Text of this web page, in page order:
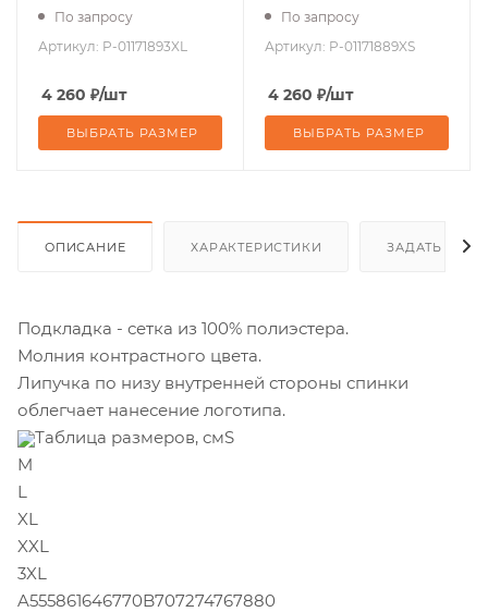
По запросу
Артикул: P-01171893XL
4 260 ₽/шт
ВЫБРАТЬ РАЗМЕР
По запросу
Артикул: P-01171889XS
4 260 ₽/шт
ВЫБРАТЬ РАЗМЕР
ОПИСАНИЕ ХАРАКТЕРИСТИКИ ЗАДАТЬ
Подкладка - сетка из 100% полиэстера.
Молния контрастного цвета.
Липучка по низу внутренней стороны спинки
облегчает нанесение логотипа.
Таблица размеров, смS
M
L
XL
XXL
3XL
A555861646770B707274767880